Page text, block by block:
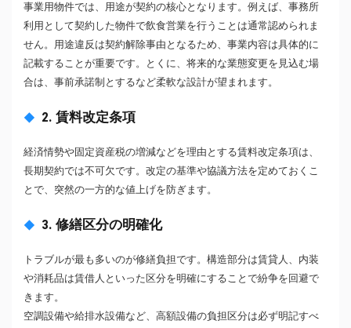
事業用物件では、用途が契約の核心となります。例えば、事務所
利用として契約した物件で飲食営業を行うことは通常認められま
せん。用途違反は契約解除事由となるため、事業内容は具体的に
記載することが重要です。とくに、将来的な業態変更を見込む場
合は、事前承諾制とするなど柔軟な設計が望まれます。
2. 賃料改定条項
経済情勢や固定資産税の増減などを理由とする賃料改定条項は、
長期契約では不可欠です。改定の基準や協議方法を定めておくこ
とで、突然の一方的な値上げを防ぎます。
3. 修繕区分の明確化
トラブルが最も多いのが修繕負担です。構造部分は賃貸人、内装
や消耗品は賃借人といった区分を明確にすることで紛争を回避で
きます。
空調設備や給排水設備など、高額設備の負担区分は必ず明記すべ